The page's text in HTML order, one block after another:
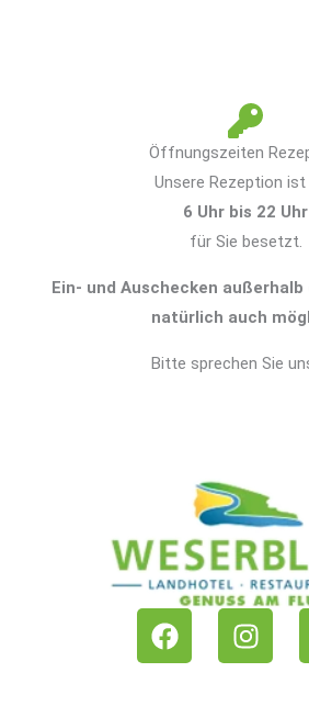
Öffnungszeiten
Unsere Rezeption ist
6 Uhr bis 22 Uhr
für Sie besetzt.
Ein- und Auschecken
natürlich auch
Bitte sprechen Sie
F
a
I
n